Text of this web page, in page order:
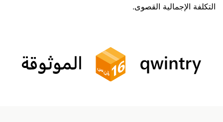
التكلفة الإجمالية القصوى.